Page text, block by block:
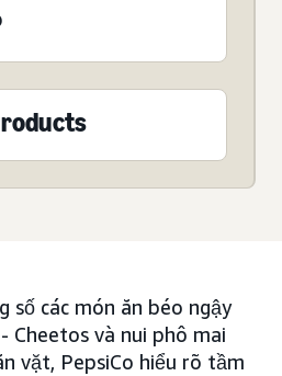
số các món ăn béo ngậy
Cheetos và nui phô mai
vặt, PepsiCo hiểu rõ tầm